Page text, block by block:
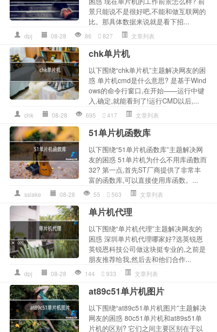
景只能说不是很好吧,不能和做互联网的
比。那具体数据来说就是看下招...
dpj 08-28 86 827 文章列表
chk单片机
以下围绕“chk单片机”主题解决网友的困
惑 单片机cmd是什么意思? 是基于Wind
ows的命令行窗口,在开始——运行中键
入,确定,就能看到了!运行CMD以后,...
chk 08-28 695 417 文章列表
51单片机函数库
以下围绕“51单片机函数库”主题解决网
友的困惑 51单片机为什么不用库函数而
32? 第一点,首先ST厂商提供了非常丰
富的函数库,可以直接使用库函数。...
sslake 08-28 55 563 文章列表
单片机代理
以下围绕“单片机代理”主题解决网友的
困惑 深圳单片机代理哪家好?选英锐恩
英锐恩科技公司做这块挺专业的,之前是
朋友推荐给我,然后去和他们合作...
dpj 08-28 144 933 文章列表
at89c51单片机图片
以下围绕“at89c51单片机图片”主题解决
网友的困惑 80c51单片机和at89s51单
片机的区别? 它们之间主要区别在于以